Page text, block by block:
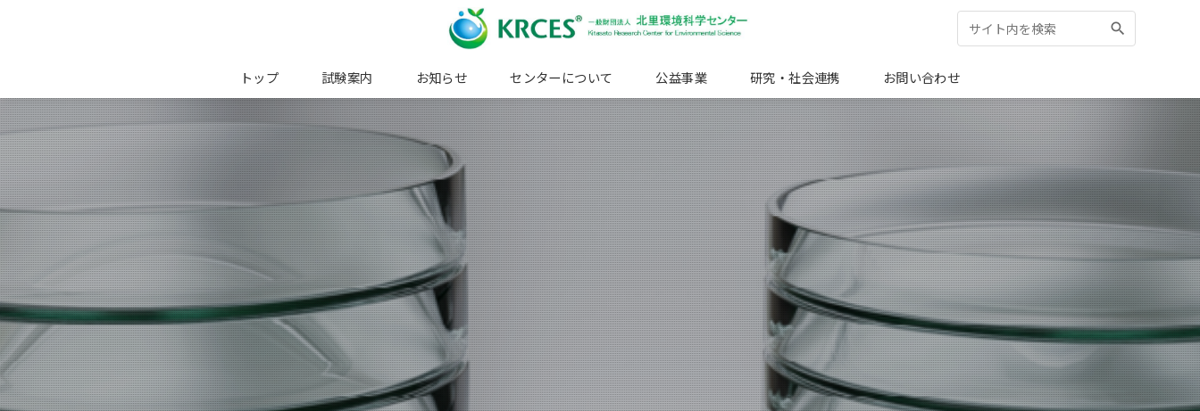
検索: search検索
トップ 試験案内 お知らせ センターについて 公益事業 研究・社会連携 お問い合わせ